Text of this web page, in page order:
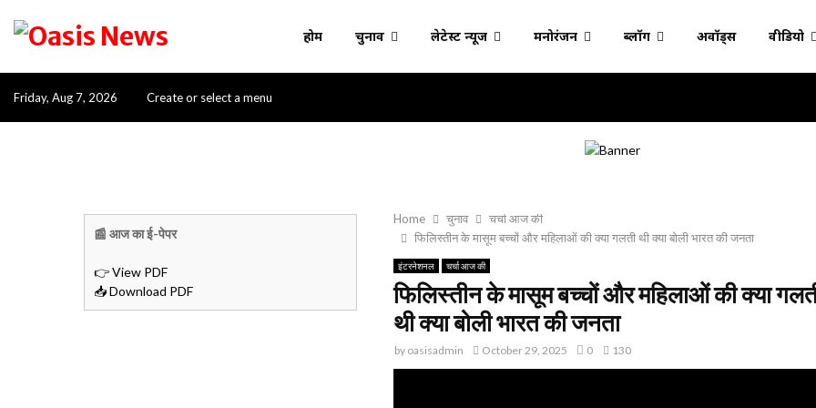
होम चुनाव लेटेस्ट न्यूज मनोरंजन ब्लॉग अवॉर्ड्स वीडियो
Friday, Aug 7, 2026 Create or select a menu
Home चुनाव
चर्चा आज की
फिलिस्तीन के मासूम बच्चों और महिलाओं की क्या गलती थी क्या बोली भारत की जनता
इंटरनेशनल चर्चा आज की
फिलिस्तीन के मासूम बच्चों और महिलाओं की क्या
थी क्या बोली भारत की जनता
by oasisadmin October 29, 2025 0 130
📰 आज का ई-पेपर
👉 View PDF
📥 Download PDF